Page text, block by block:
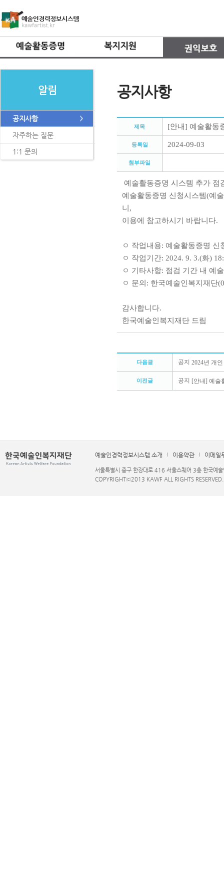
알림
공지사항
자주하는 질문
1:1 문의
공지사항
제목 [안내] 예술활동
등록일 2024-09-03
첨부파일
예술활동증명 시스템 추가 점
예술활동증명 신청시스템(예
니,
이용에 참고하시기 바랍니다.
ㅇ 작업내용: 예술활동증명
ㅇ 작업기간: 2024. 9. 3.(화)
ㅇ 기타사항: 점검 기간 내 예
ㅇ 문의: 한국예술인복지재단
감사합니다.
한국예술인복지재단 드림
다음글 공지 2024년 개
이전글 공지 [안내] 예술
예술인경력정보시스템 소개 이용약관 이메일
서울특별시 중구 한강대로 416 서울스퀘어 3층 한국
COPYRIGHTⓒ2013 KAWF ALL RIGHTS RESERVED.